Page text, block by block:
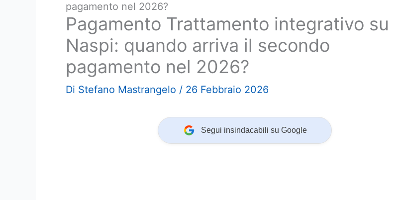
pagamento nel 2026?
Pagamento Trattamento integrativo su
Naspi: quando arriva il secondo
pagamento nel 2026?
Di Stefano Mastrangelo / 26 Febbraio 2026
Segui insindacabili su Google